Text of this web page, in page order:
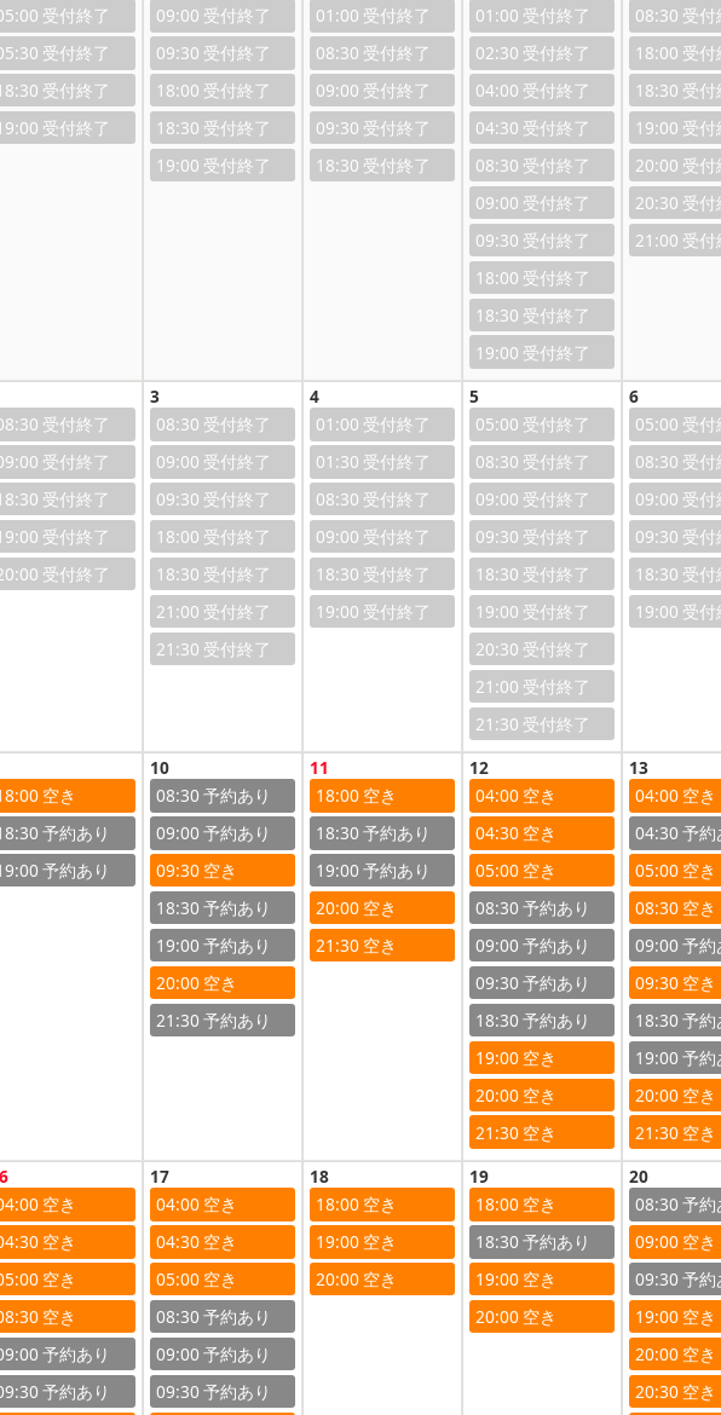
09:00
09:30
18:00
18:30
19:00
01:00
08:30
09:00
09:30
18:30
01:00
02:30
04:00
04:30
08:30
09:00
09:30
18:00
18:30
19:00
08:30
18:00
18:30
19:00
20:00
20:30
21:00
3
08:30
09:00
09:30
18:00
18:30
21:00
21:30
4
01:00
01:30
08:30
09:00
18:30
19:00
5
05:00
08:30
09:00
09:30
18:30
19:00
20:30
21:00
21:30
6
05:00
08:30
09:00
09:30
18:30
19:00
10
08:30
09:00
09:30
18:30
19:00
20:00
21:30
11
18:00
18:30
19:00
20:00
21:30
12
04:00
04:30
05:00
08:30
09:00
09:30
18:30
19:00
20:00
21:30
13
04:00
04:30
05:00
08:30
09:00
09:30
18:30
19:00
20:00
21:30
17
04:00
04:30
05:00
08:30
09:00
09:30
18
18:00
19:00
20:00
19
18:00
18:30
19:00
20:00
20
08:30
09:00
09:30
19:00
20:00
20:30